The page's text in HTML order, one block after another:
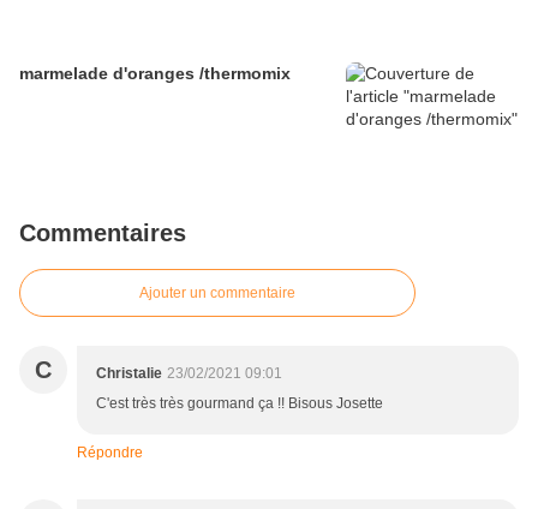
marmelade d'oranges /thermomix
Commentaires
Ajouter un commentaire
C Christalie 23/02/2021 09:01
C'est très très gourmand ça !! Bisous Josette
Répondre